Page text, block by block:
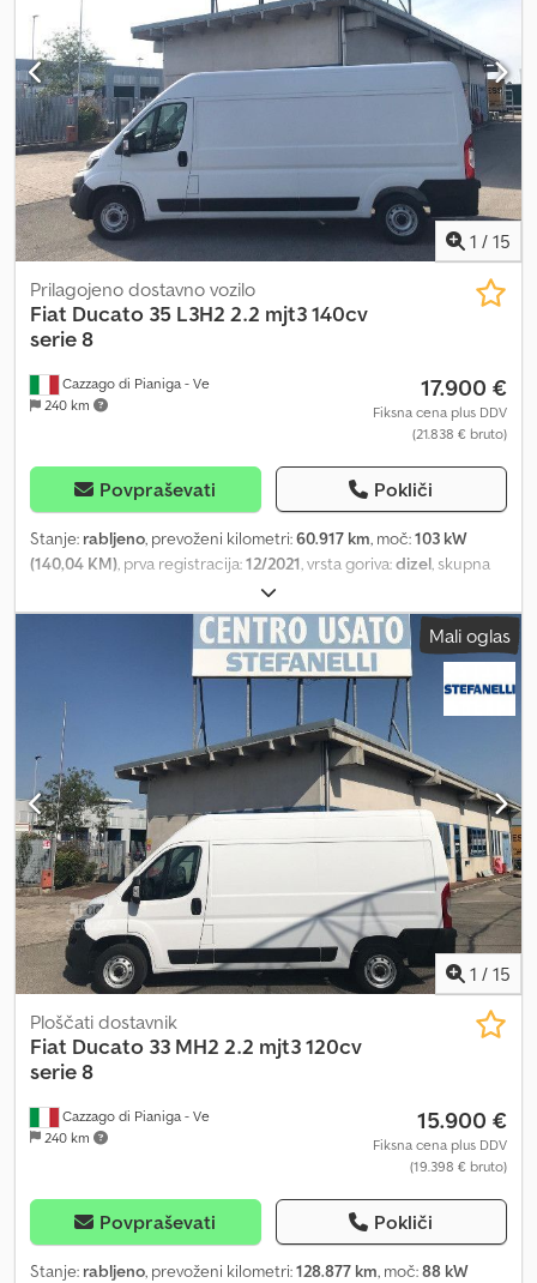
vožnjo! Djdpfx Aleztc Aroisck Začnite svoje naslednje
pustolovščine še danes! Fiat Ducato, opremljen za kampiranje, je
zelo iskan! Ne zamudite priložnosti – kontaktirajte nas in se
dogovorite za ogled ter ga še danes naredite za svojega.
Kontaktirajte nas zdaj preko platforme! ali obiščite našo spletno
stran na /
1 / 15
Cazzago di Pianiga - Ve
240 km
Prilagojeno dostavno vozilo
Fiat Ducato 35 L3H2 2.2 mjt3 140cv
serie 8
17.900 €
Fiksna cena plus DDV
(21.838 € bruto)
Povpraševati Pokliči
Stanje: rabljeno, prevoženi kilometri:60.917 km, moč:103 kW
(140,04 KM), prva registracija:12/2021, vrsta goriva:dizel, skupna
, vrsta prenosa:
skupna masa: 3500 kg Dodpfx Ajzq Hxxelieck
Mali oglas
1 / 15
Cazzago di Pianiga - Ve
240 km
Ploščati dostavnik
Fiat Ducato 33 MH2 2.2 mjt3 120cv
serie 8
15.900 €
Fiksna cena plus DDV
(19.398 € bruto)
Povpraševati Pokliči
Stanje: rabljeno, prevoženi kilometri:128.877 km, moč:88 kW